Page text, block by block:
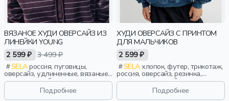
ВЯЗАНОЕ ХУДИ ОВЕРСАЙЗ ИЗ
ЛИНЕЙКИ YOUNG
2 599 ₽ 3 499 ₽
SELAроссия, пуговицы,
оверсайз, удлиненные, вязаные,
капюшон, свободные, вырез,
кулиска, девочки,
старшеклассники, дети
Подробнее
ХУДИ ОВЕРСАЙЗ С ПРИНТОМ
ДЛЯ МАЛЬЧИКОВ
2 599 ₽
SELAхлопок, футер, трикотаж,
россия, оверсайз, резинка,
длинные, длинный рукав,
капюшон, манжета, свободные,
прорези, принт, мальчики, дети
Подробнее